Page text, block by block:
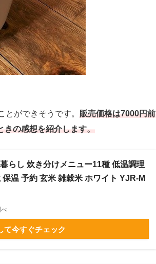
ができそうです。 販売価格は7000円前
きの感想を紹介します。
らし 炊き分けメニュー11種 低温調理
温 予約 玄米 雑穀米 ホワイト YJR-M
て今すぐチェック